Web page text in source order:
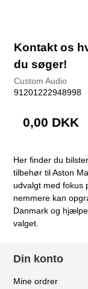
Kontakt os
du søger!
Custom Audio
91201222948998
0,00 DKK
Her finder du
tilbehør til Aston
udvalgt med fokus
nemmere kan
Danmark og
valget.
Din konto
Mine ordrer